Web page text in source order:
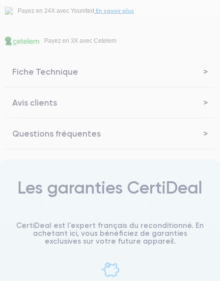
Payez en 24X avec Younited En savoir plus
Payez en 3X avec Cetelem
Fiche Technique
Avis clients
Questions fréquentes
Les garanties CertiDeal
CertiDeal est l'expert français du reconditionné. En
achetant ici, vous bénéficiez de garanties
exclusives sur votre future appareil.